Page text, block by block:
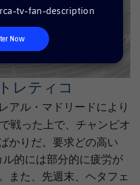
tv-fan-description
Now
レティコ
アル・マドリードにより
戦った上で、 チャンピオ
かりだ。要求どの高い
的には部分的に疲労が
また、先週末、ヘタフェ